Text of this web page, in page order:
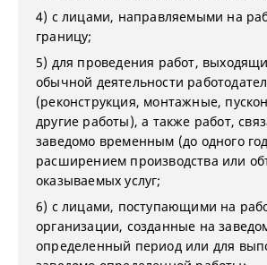
4) с лицами, направляемыми на
границу;
5) для проведения работ,
обычной деятельности
(реконструкция, монтажные,
другие работы), а также работ,
заведомо временным (до одного
расширением производства или
оказываемых услуг;
6) с лицами, поступающими на
организации, созданные на
определенный период или для